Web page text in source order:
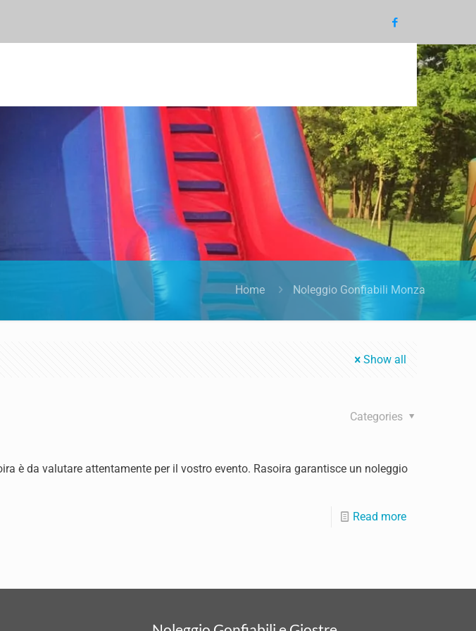
Home Noleggio Gonfiabili Monza
Show all
Categories
è da valutare attentamente per il vostro evento. Rasoira garantisce un noleggio
Read more